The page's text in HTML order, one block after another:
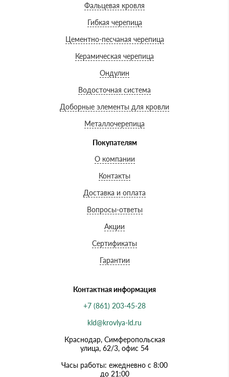
Фальцевая кровля
Гибкая черепица
Цементно-песчаная черепица
Керамическая черепица
Ондулин
Водосточная система
Доборные элементы для кровли
Металлочерепица
Покупателям
О компании
Контакты
Доставка и оплата
Вопросы-ответы
Акции
Сертификаты
Гарантии
Контактная информация
+7 (861) 203-45-28
kld@krovlya-ld.ru
Краснодар, Симферопольская
улица, 62/3, офис 54
Часы работы: ежедневно с 8:00
до 21:00